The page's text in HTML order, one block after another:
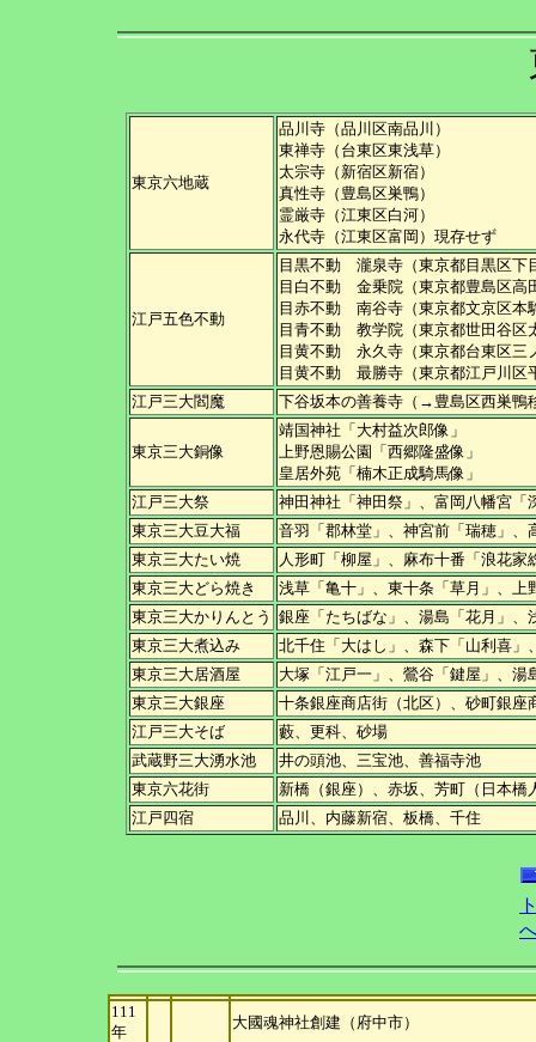
東京六地蔵
品川寺（品川区南品川）
東禅寺（台東区東浅草）
太宗寺（新宿区新宿）
真性寺（豊島区巣鴨）
霊厳寺（江東区白河）
永代寺（江東区富岡）現存せず
江戸五色不動
目黒不動 瀧泉寺（東京都目黒区下
目白不動 金乗院（東京都豊島区高
目赤不動 南谷寺（東京都文京区本
目青不動 教学院（東京都世田谷区
目黄不動 永久寺（東京都台東区三
目黄不動 最勝寺（東京都江戸川区
江戸三大閻魔
下谷坂本の善養寺（→豊島区西巣鴨
東京三大銅像
靖国神社「大村益次郎像」
上野恩賜公園「西郷隆盛像」
皇居外苑「楠木正成騎馬像」
江戸三大祭
神田神社「神田祭」、富岡八幡宮「
東京三大豆大福
音羽「郡林堂」、神宮前「瑞穂」、
東京三大たい焼
人形町「柳屋」、麻布十番「浪花家
東京三大どら焼き
浅草「亀十」、東十条「草月」、上
東京三大かりんとう 銀座「たちばな」、湯島「花月」、
東京三大煮込み
北千住「大はし」、森下「山利喜」
東京三大居酒屋
大塚「江戸一」、鶯谷「鍵屋」、湯
東京三大銀座
十条銀座商店街（北区）、砂町銀
江戸三大そば
藪、更科、砂場
武蔵野三大湧水池
井の頭池、三宝池、善福寺池
東京六花街
新橋（銀座）、赤坂、芳町（日本橋
江戸四宿
品川、内藤新宿、板橋、千住
111
年
大國魂神社創建（府中市）